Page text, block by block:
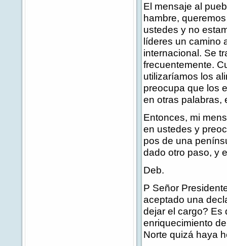
El mensaje al
hambre,
ustedes y no
líderes un camino
internacional. Se
frecuentemente.
utilizaríamos los
preocupa que los
en otras palabras,
Entonces, mi
en ustedes y
pos de una
dado otro paso, y
Deb.
P Señor
aceptado una
dejar el cargo? Es
enriquecimiento
Norte quizá haya